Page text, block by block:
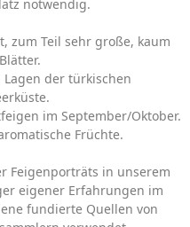
notwendig.
zum Teil sehr große, kaum
der türkischen
im September/Oktober.
Früchte.
Feigenporträts in unserem
eigener Erfahrungen im
fundierte Quellen von